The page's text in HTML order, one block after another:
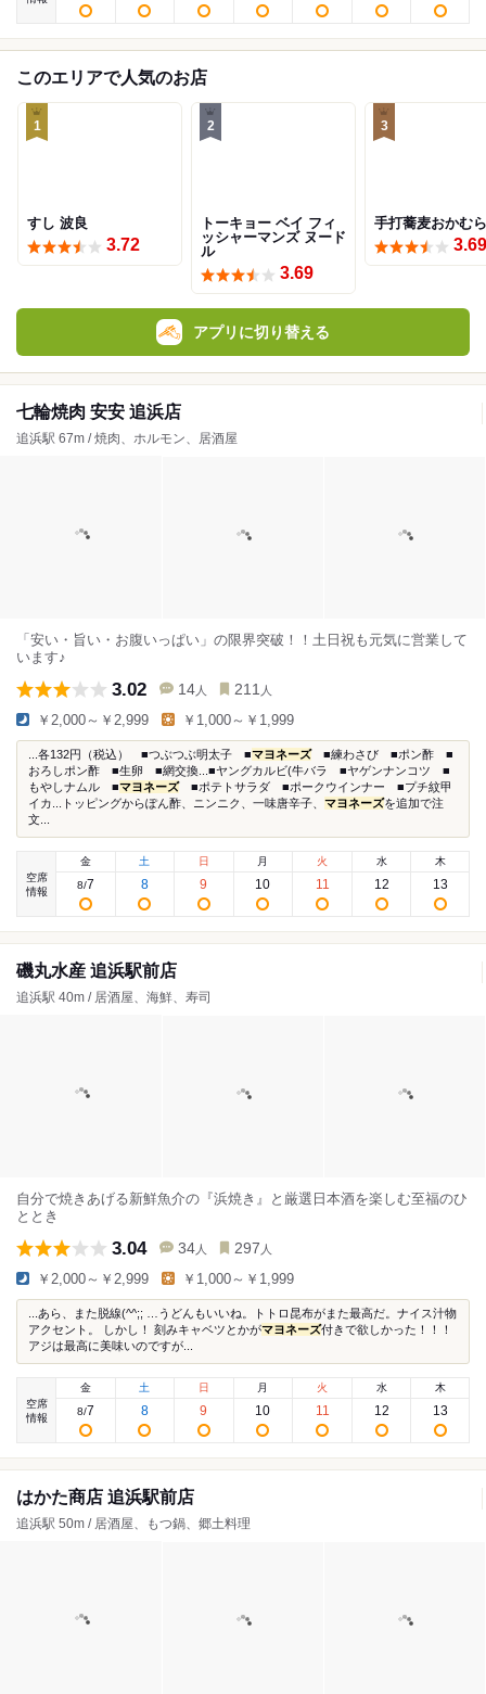
このエリアで人気のお店
1
すし 波良
3.72
2
トーキョー ベイ フィ
ッシャーマンズ ヌード
ル
3.69
3
手打蕎麦おかむら
3.69
アプリに切り替える
七輪焼肉 安安 追浜店
追浜駅 67m / 焼肉、ホルモン、居酒屋
「安い・旨い・お腹いっぱい」の限界突破！！土日祝も元気に営業して
います♪
3.02 14 人 211 人
￥2,000～￥2,999 ￥1,000～￥1,999
...各132円（税込） ■つぶつぶ明太子 ■マヨネーズ■練わさび ■ポン酢 ■
おろしポン酢 ■生卵 ■網交換...■ヤングカルビ(牛バラ ■ヤゲンナンコツ ■
もやしナムル ■マヨネーズ■ポテトサラダ ■ポークウインナー ■プチ紋甲
イカ...トッピングからぽん酢、ニンニク、一味唐辛子、 マヨネーズを追加で注
文...
空席
情報
金
8/7
土
8
日
9
月
10
火
11
水
12
木
13
磯丸水産 追浜駅前店
追浜駅 40m / 居酒屋、海鮮、寿司
自分で焼きあげる新鮮魚介の『浜焼き』と厳選日本酒を楽しむ至福のひ
ととき
3.04 34 人 297 人
￥2,000～￥2,999 ￥1,000～￥1,999
...あら、また脱線(^^;; …うどんもいいね。トトロ昆布がまた最高だ。ナイス汁物
アクセント。 しかし！ 刻みキャベツとかがマヨネーズ付きで欲しかった！！！
アジは最高に美味いのですが...
空席
情報
金
8/7
土
8
日
9
月
10
火
11
水
12
木
13
はかた商店 追浜駅前店
追浜駅 50m / 居酒屋、もつ鍋、郷土料理